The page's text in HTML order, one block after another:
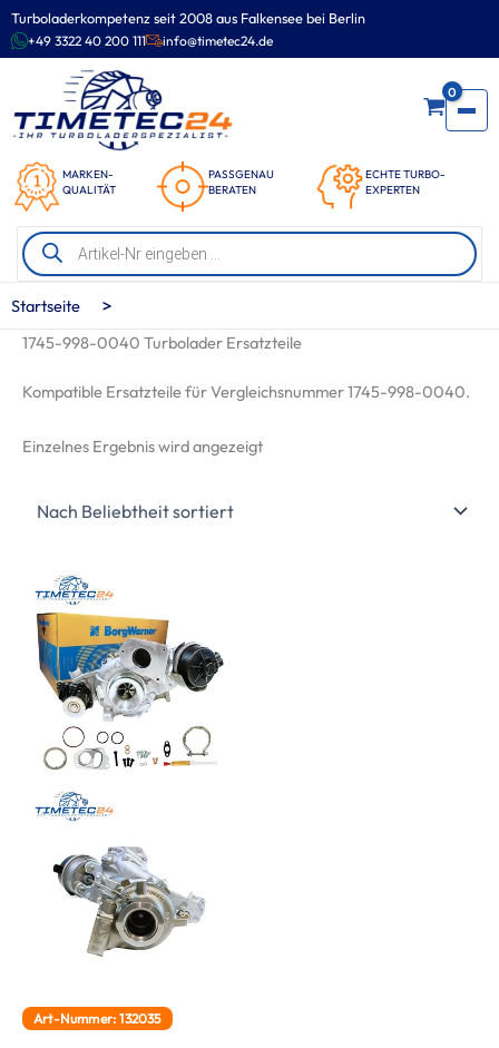
Turboladerkompetenz seit 2008 aus Falkensee bei Berlin
+49 3322 40 200 111 info@timetec24.de
MARKEN-
QUALITÄT
PASSGENAU
BERATEN
ECHTE TURBO-
EXPERTEN
0
Products
search
Zum
Inhalt
springen
Startseite >
1745-998-0040 Turbolader Ersatzteile
Kompatible Ersatzteile für Vergleichsnummer 1745-998-0040.
Einzelnes Ergebnis wird angezeigt
Art-Nummer: 132035